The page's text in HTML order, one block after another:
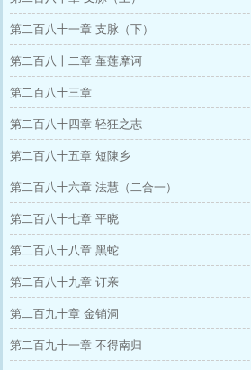
第二百八十一章 支脉（下）
第二百八十二章 堇莲摩诃
第二百八十三章
第二百八十四章 轻狂之志
第二百八十五章 短陳乡
第二百八十六章 法慧（二合一）
第二百八十七章 平晓
第二百八十八章 黑蛇
第二百八十九章 订亲
第二百九十章 金销洞
第二百九十一章 不得南归